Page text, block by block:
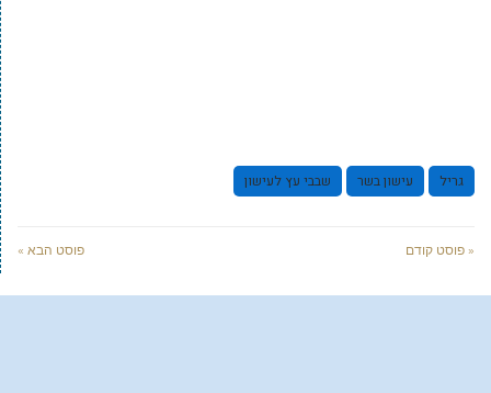
גריל עישון בשר שבבי עץ לעישון
« פוסט קודם פוסט הבא »